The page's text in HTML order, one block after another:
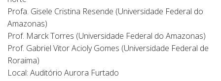
Profa. Gisele Cristina Resende (Universidade Federal do
Amazonas)
Prof. Marck Torres (Universidade Federal do Amazonas)
Prof. Gabriel Vitor Acioly Gomes (Universidade Federal de
Roraima)
Local: Auditório Aurora Furtado